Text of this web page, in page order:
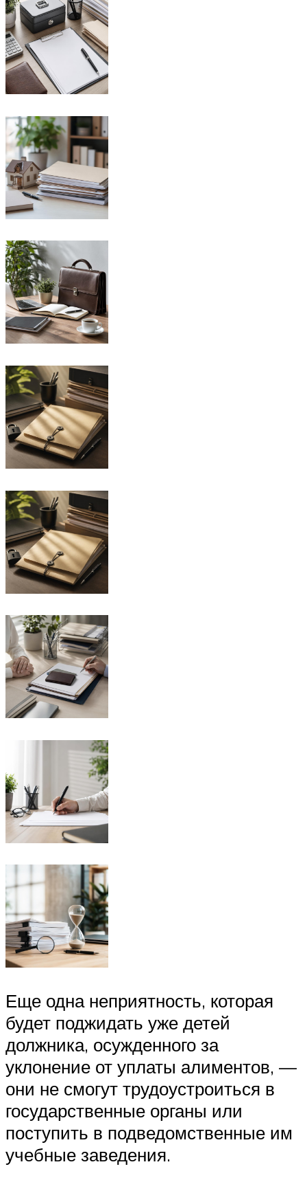
Еще одна неприятность, которая
будет поджидать уже детей
должника, осужденного за
уклонение от уплаты алиментов, —
они не смогут трудоустроиться в
государственные органы или
поступить в подведомственные им
учебные заведения.